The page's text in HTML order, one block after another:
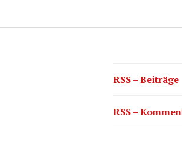
RSS – Beiträge
RSS –